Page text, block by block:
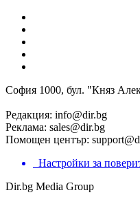
София 1000, бул. "Княз
Редакция: info@dir.bg
Реклама: sales@dir.bg
Помощен център:
Настройки за
Dir.bg Media Group